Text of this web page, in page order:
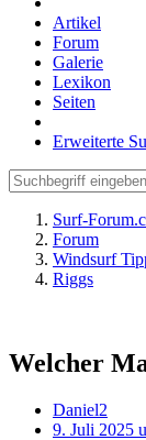
Artikel
Forum
Galerie
Lexikon
Seiten
Erweiterte
Surf-
Forum
Windsurf
Riggs
Welcher
Daniel2
9. Juli 2025